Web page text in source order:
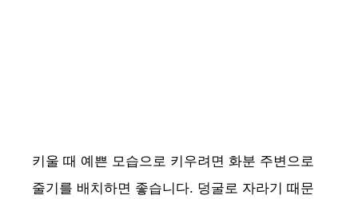
키울 때 예쁜 모습으로 키우려면 화분 주변으로
줄기를 배치하면 좋습니다. 덩굴로 자라기 때문